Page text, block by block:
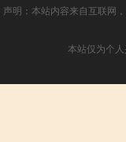
声明：本站内容来自互联网
本站仅为个